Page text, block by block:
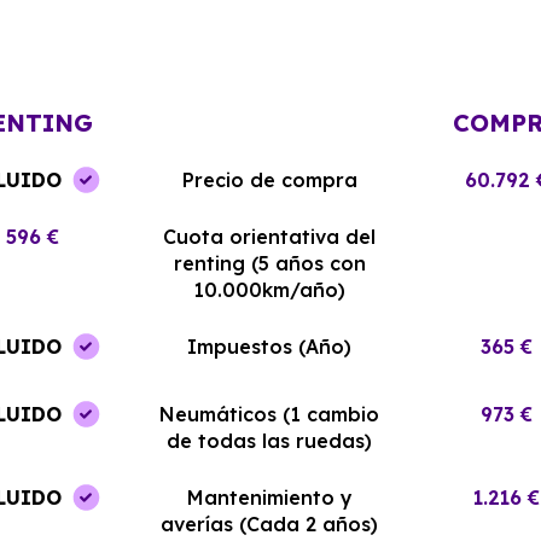
Precio de compra 60.792
596 €
Cuota orientativa del
renting (5 años con
10.000km/año)
Impuestos (Año) 365 €
Neumáticos (1 cambio
de todas las ruedas)
973 €
Mantenimiento y
averías (Cada 2 años)
1.216 €